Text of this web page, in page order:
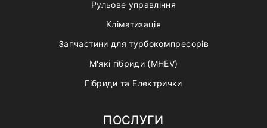
Рульове управління
Кліматизація
Запчастини для турбокомпресорів
М'які гібриди (MHEV)
Гібриди та Електрички
ПОСЛУГИ